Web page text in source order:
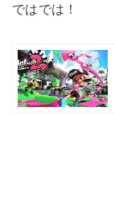
ではでは！